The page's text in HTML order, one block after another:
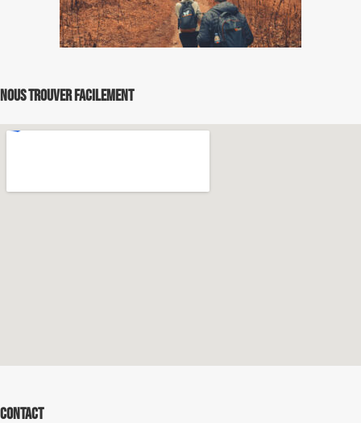
Nous trouver facilement
Contact